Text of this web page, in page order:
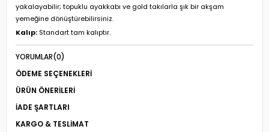
yakalayabilir; topuklu ayakkabı ve gold takılarla şık bir akşam
yemeğine dönüştürebilirsiniz.
Kalıp: Standart tam kalıptır.
YORUMLAR(0)
ÖDEME SEÇENEKLERI
ÜRÜN ÖNERILERI
İADE ŞARTLARI
KARGO & TESLIMAT